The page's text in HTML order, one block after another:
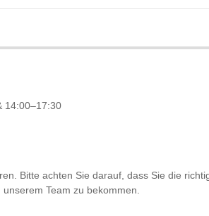
14:00–17:30
Bitte achten Sie darauf, dass Sie die
Team zu bekommen.